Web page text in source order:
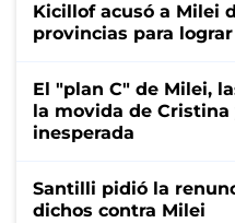
Kicillof acusó a Milei
provincias para
El "plan C" de Milei,
la movida de
inesperada
Santilli pidió la
dichos contra Milei